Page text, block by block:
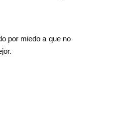
por miedo a que no